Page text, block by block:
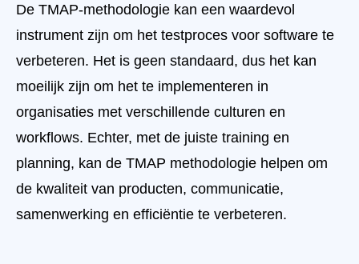
De TMAP-methodologie kan een waardevol
instrument zijn om het testproces voor software te
verbeteren. Het is geen standaard, dus het kan
moeilijk zijn om het te implementeren in
organisaties met verschillende culturen en
workflows. Echter, met de juiste training en
planning, kan de TMAP methodologie helpen om
de kwaliteit van producten, communicatie,
samenwerking en efficiëntie te verbeteren.